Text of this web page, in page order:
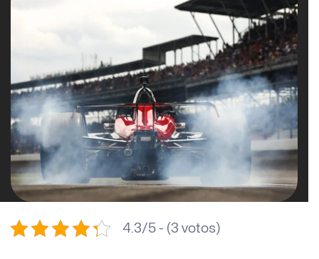
4.3/5 - (3 votos)